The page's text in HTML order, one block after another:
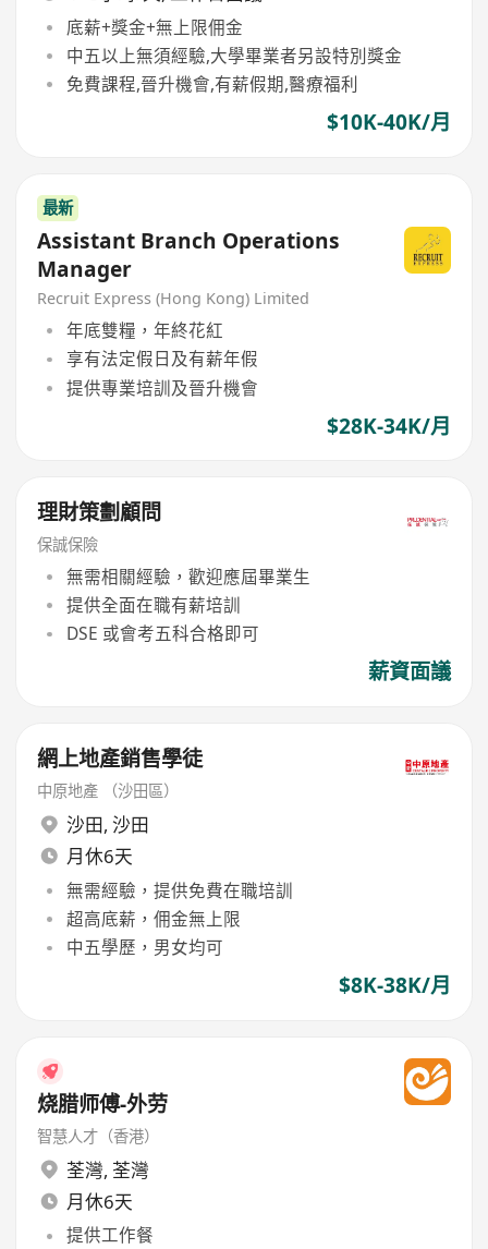
底薪+獎金+無上限佣金
中五以上無須經驗,大學畢業者另設特別獎金
免費課程,晉升機會,有薪假期,醫療福利
$10K-40K/月
最新
Assistant Branch Operations
Manager
Recruit Express (Hong Kong) Limited
年底雙糧，年終花紅
享有法定假日及有薪年假
提供專業培訓及晉升機會
$28K-34K/月
理財策劃顧問
保誠保險
無需相關經驗，歡迎應屆畢業生
提供全面在職有薪培訓
DSE 或會考五科合格即可
薪資面議
網上地產銷售學徒
中原地產 （沙田區）
沙田, 沙田
月休6天
無需經驗，提供免費在職培訓
超高底薪，佣金無上限
中五學歷，男女均可
$8K-38K/月
烧腊师傅-外劳
智慧人才（香港）
荃灣, 荃灣
月休6天
提供工作餐